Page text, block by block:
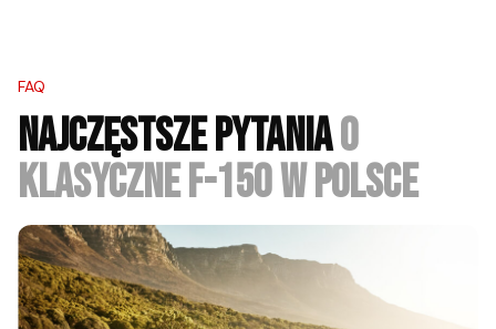
FAQ
NAJCZĘSTSZE PYTANIAO
KLASYCZNE F-150 W POLSCE